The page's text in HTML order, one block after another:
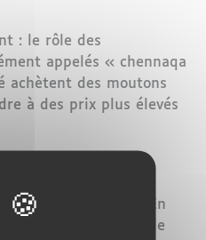
: le rôle des
appelés « chennaqa
achètent des moutons
à des prix plus élevés
une logique
est régulièrement
sur les prix finaux. En
le producteur et le